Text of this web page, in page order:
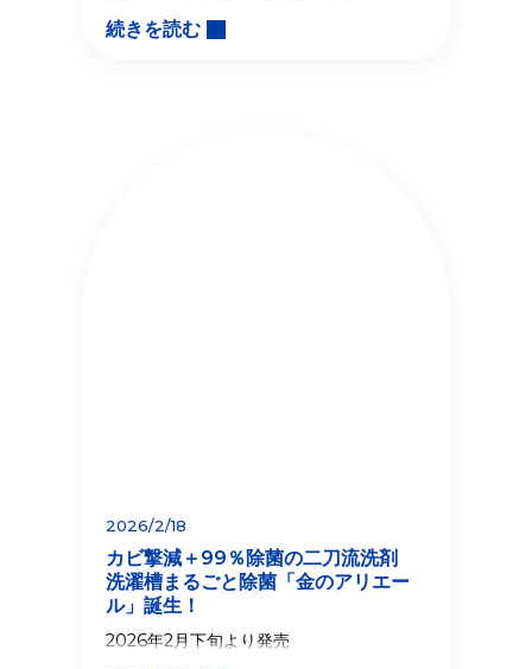
続きを読む
2026/2/18
カビ撃減＋99％除菌の二刀流洗剤
洗濯槽まるごと除菌「金のアリエー
ル」誕生！
2026年2月下旬より発売